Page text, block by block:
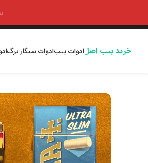
خرید پیپ اصلادوات پیپادوات سیگار برگ